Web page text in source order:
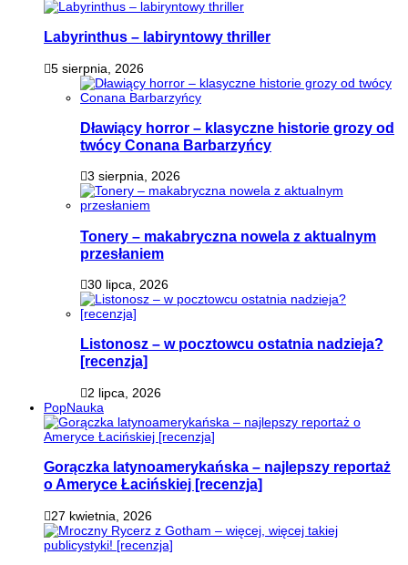
Labyrinthus – labiryntowy thriller
5 sierpnia, 2026
Dławiący horror – klasyczne historie grozy od
twócy Conana Barbarzyńcy
3 sierpnia, 2026
Tonery – makabryczna nowela z aktualnym
przesłaniem
30 lipca, 2026
Listonosz – w pocztowcu ostatnia nadzieja?
[recenzja]
2 lipca, 2026
PopNauka
Gorączka latynoamerykańska – najlepszy reportaż
o Ameryce Łacińskiej [recenzja]
27 kwietnia, 2026